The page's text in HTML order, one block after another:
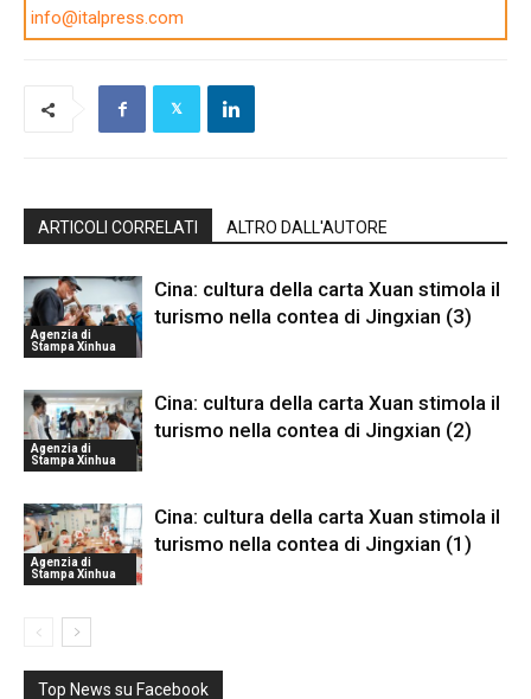
info@italpress.com
ARTICOLI CORRELATI ALTRO DALL'AUTORE
Agenzia di
Stampa Xinhua
Cina: cultura della carta Xuan stimola il
turismo nella contea di Jingxian (3)
Agenzia di
Stampa Xinhua
Cina: cultura della carta Xuan stimola il
turismo nella contea di Jingxian (2)
Agenzia di
Stampa Xinhua
Cina: cultura della carta Xuan stimola il
turismo nella contea di Jingxian (1)
Top News su Facebook